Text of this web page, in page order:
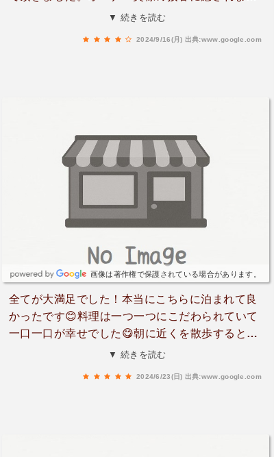
た。客室の足音はペンションの作りだと仕方ない
▼ 続きを読む
2024/9/16(月) 出典:www.google.com
画像は著作権で保護されている場合があります。
全てが大満足でした！本当にこちらに泊まれて良
かったです😊料理は一つ一つにこだわられていて
一口一口が幸せでした😋朝に近くを散歩すると広
い道で鳥の鳴き声が聞こえてとても気持ち良いで
▼ 続きを読む
2024/6/23(日) 出典:www.google.com